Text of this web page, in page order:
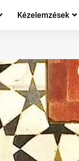
Kézelemzések